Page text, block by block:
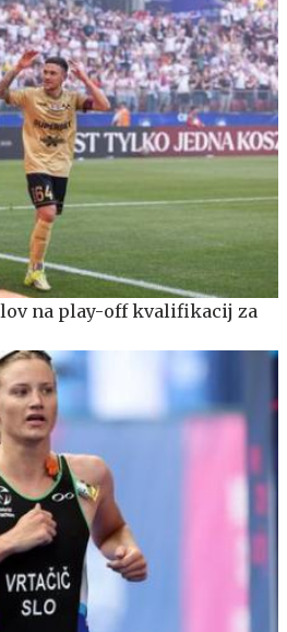
lov na play-off kvalifikacij za